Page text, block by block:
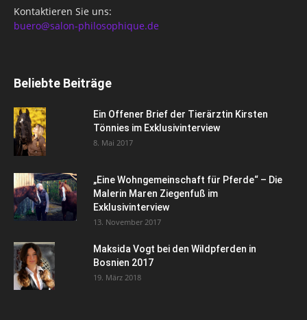
Kontaktieren Sie uns:
buero@salon-philosophique.de
Beliebte Beiträge
Ein Offener Brief der Tierärztin Kirsten
Tönnies im Exklusivinterview
8. Mai 2017
„Eine Wohngemeinschaft für Pferde“ – Die
Malerin Maren Ziegenfuß im
Exklusivinterview
13. November 2017
Maksida Vogt bei den Wildpferden in
Bosnien 2017
19. März 2018